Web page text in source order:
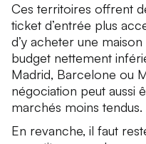
Ces territoires offrent
ticket d’entrée plus
d’y acheter une
budget nettement
Madrid, Barcelone ou
négociation peut aussi
marchés moins tendus.
En revanche, il faut